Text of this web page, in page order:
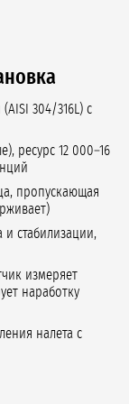
304/316L) с
ресурс 12 000–16
пропускающая
стабилизации,
измеряет
наработку
налета с